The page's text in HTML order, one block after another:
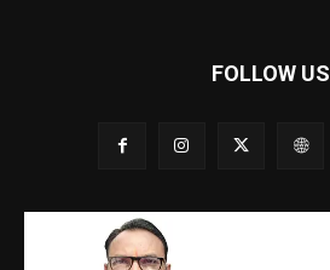
FOLLOW US